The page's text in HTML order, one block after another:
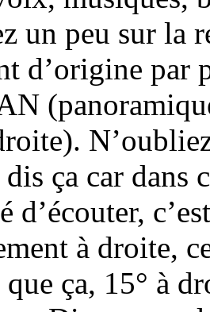
un peu sur la
d’origine par
ça car dans
d’écouter,
à droite,
ça, 15° à